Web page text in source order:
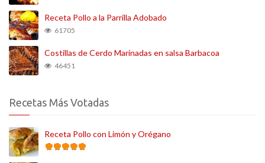
Receta Pollo a la Parrilla Adobado
61705
Costillas de Cerdo Marinadas en salsa Barbacoa
46451
Recetas Más Votadas
Receta Pollo con Limón y Orégano